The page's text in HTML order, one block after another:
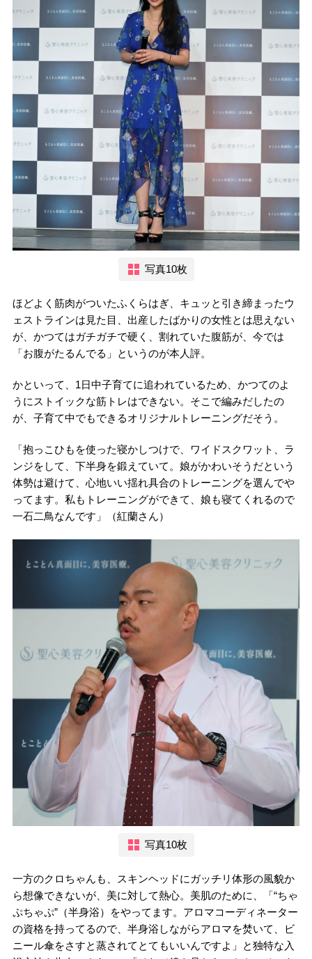
写真10枚
ほどよく筋肉がついたふくらはぎ、キュッと引き締まったウ
ェストラインは見た目、出産したばかりの女性とは思えない
が、かつてはガチガチで硬く、割れていた腹筋が、今では
「お腹がたるんでる」というのが本人評。
かといって、1日中子育てに追われているため、かつてのよ
うにストイックな筋トレはできない。そこで編みだしたの
が、子育て中でもできるオリジナルトレーニングだそう。
「抱っこひもを使った寝かしつけで、ワイドスクワット、ラ
ンジをして、下半身を鍛えていて。娘がかわいそうだという
体勢は避けて、心地いい揺れ具合のトレーニングを選んでや
ってます。私もトレーニングができて、娘も寝てくれるので
一石二鳥なんです」（紅蘭さん）
写真10枚
一方のクロちゃんも、スキンヘッドにガッチリ体形の風貌か
ら想像できないが、美に対して熱心。美肌のために、「“ちゃ
ぷちゃぷ”（半身浴）をやってます。アロマコーディネーター
の資格を持ってるので、半身浴しながらアロマを焚いて、ビ
ニール傘をさすと蒸されてとてもいいんですよ」と独特な入